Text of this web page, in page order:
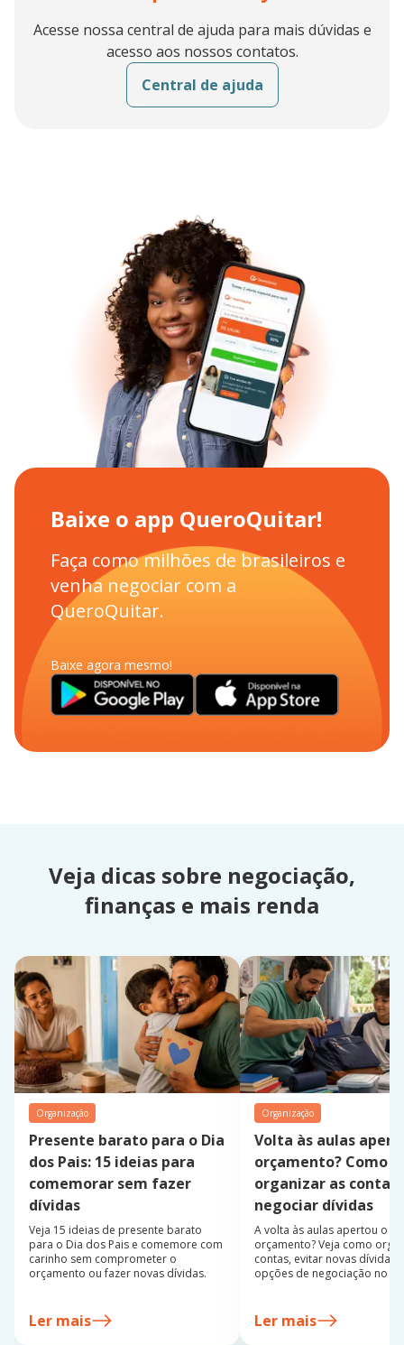
Caso surjam dúvidas, a QueroQuitar está à disposição para
orientar.
Acesse nossa central de ajuda para mais dúvidas e
acesso aos nossos contatos.
Central de ajuda
Baixe o app QueroQuitar!
Faça como milhões de brasileiros e
venha negociar com a
QueroQuitar.
Baixe agora mesmo!
Veja dicas sobre negociação,
finanças e mais renda
Organização
Presente barato para o Dia
dos Pais: 15 ideias para
comemorar sem fazer
dívidas
Veja 15 ideias de presente barato
para o Dia dos Pais e comemore com
carinho sem comprometer o
orçamento ou fazer novas dívidas.
Ler mais
Organização
Volta às aulas
orçamento? Como
organizar as contas
negociar dívidas
A volta às aulas apertou o
orçamento? Veja como
contas, evitar novas dívidas
opções de negociação no
Ler mais